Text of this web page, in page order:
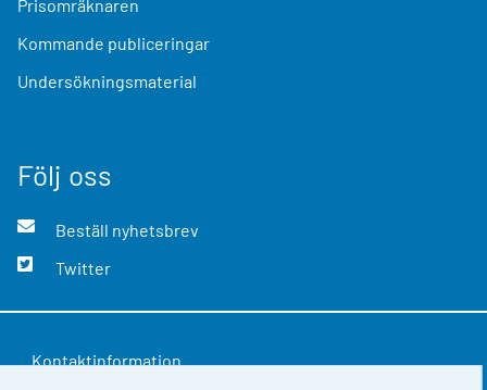
Prisomräknaren
Kommande publiceringar
Undersökningsmaterial
Följ oss
Beställ nyhetsbrev
Twitter
Kontaktinformation